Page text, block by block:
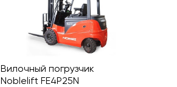
Вилочный погрузчик
Noblelift FE4P25N